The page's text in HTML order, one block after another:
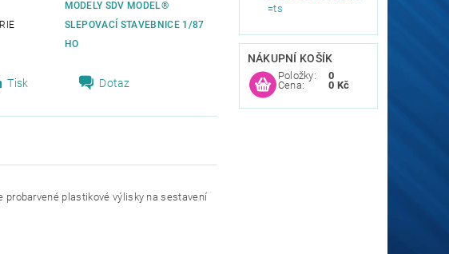
MODELY SDV MODEL®
SLEPOVACÍ STAVEBNICE 1/87
HO
Tisk Dotaz
plastikové výlisky na sestavení
=ts
NÁKUPNÍ KOŠÍK
Položky:
Cena:
0
0 Kč